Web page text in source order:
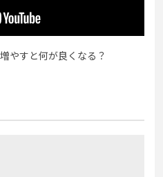
やすと何が良くなる？